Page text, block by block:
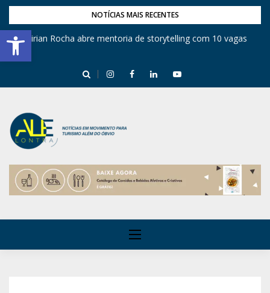
Barra de Ferramentas Aberta
NOTÍCIAS MAIS RECENTES
Mirian Rocha abre mentoria de storytelling com 10 vagas